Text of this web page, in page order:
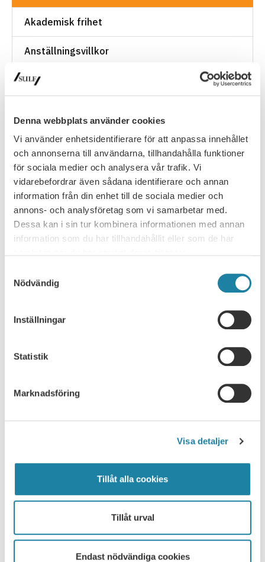
Denna webbplats använder cookies
Vi använder enhetsidentifierare för att anpassa innehållet
och annonserna till användarna, tillhandahålla funktioner
för sociala medier och analysera vår trafik. Vi
vidarebefordrar även sådana identifierare och annan
information från din enhet till de sociala medier och
annons- och analysföretag som vi samarbetar med.
Dessa kan i sin tur kombinera informationen med annan
information som du har tillhandahållit eller som de har
Nödvändig
Inställningar
Statistik
Marknadsföring
Visa detaljer
Tillåt alla cookies
Tillåt urval
Endast nödvändiga cookies
Akademisk frihet
Anställningsvillkor
Arbetsmiljö
Finansiering
Forskning
Internationellt
Jämställdhet
Kvalitet
Stipendier
Yttrandefrihet